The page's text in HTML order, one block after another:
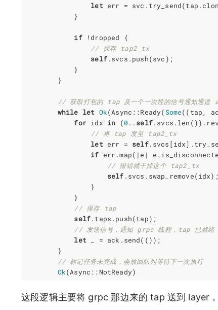
let err = svc . try_send(tap .
}
if ! dropped
{
// 保存 tap2_tx
self. svcs . push(svc );
}
}
// 获取打包的 tap 及一个一次性的信号通知通道
while
let Ok(Async ::Ready(Some(( tap ,
for idx in (0 .. self. svcs . len ()). rev
// 将 tap 发至 tap2_tx
let err = self. svcs [idx].
if err .map( |e | e .
// 报错就干掉这个 tap2_tx
self . svcs . swap_remove(idx);
}
}
// 保存 tap
self. taps . push(tap);
// 发送信号，通知 grpc 线程，tap 已就绪
let
= ack . send(());
}
// 标记任务未完成，会放回队列等待下一次执行
Ok(Async :: NotReady)
这段逻辑主要将 grpc 那边来的 tap 送到 layer